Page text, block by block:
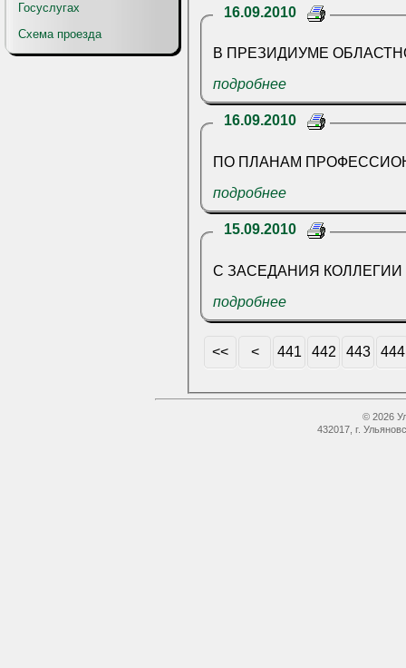
Госуслугах
Схема проезда
16.09.2010
В ПРЕЗИДИУМЕ
подробнее
16.09.2010
ПО ПЛАНАМ
подробнее
15.09.2010
подробнее
<< < 441 442 443 444
© 2026
432017, г.